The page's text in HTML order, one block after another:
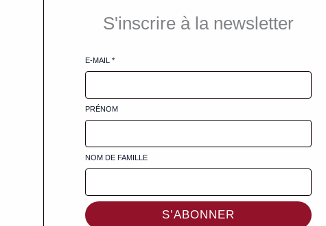
S'inscrire à la newsletter
E-MAIL *
PRÉNOM
NOM DE FAMILLE
S’ABONNER